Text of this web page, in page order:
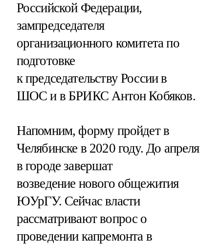
Российской Федерации,
зампредседателя
организационного комитета по
подготовке
к председательству России в
ШОС и в БРИКС Антон Кобяков.
Напомним, форму пройдет в
Челябинске в 2020 году. До апреля
в городе завершат
возведение нового общежития
ЮУрГУ. Сейчас власти
рассматривают вопрос о
проведении капремонта в